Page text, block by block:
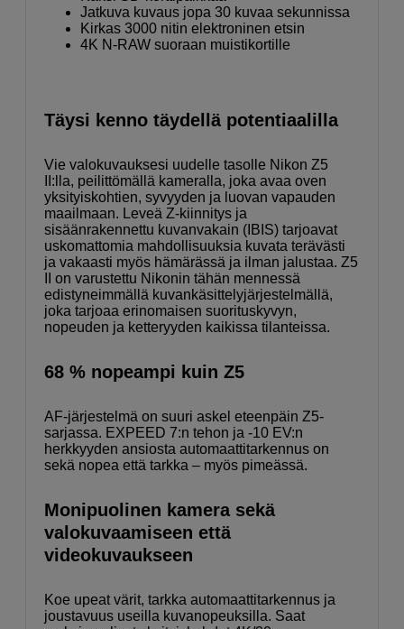
Jatkuva kuvaus jopa 30 kuvaa sekunnissa
Kirkas 3000 nitin elektroninen etsin
4K N-RAW suoraan muistikortille
Täysi kenno täydellä potentiaalilla
Vie valokuvauksesi uudelle tasolle Nikon Z5
II:lla, peilittömällä kameralla, joka avaa oven
yksityiskohtien, syvyyden ja luovan vapauden
maailmaan. Leveä Z-kiinnitys ja
sisäänrakennettu kuvanvakain (IBIS) tarjoavat
uskomattomia mahdollisuuksia kuvata terävästi
ja vakaasti myös hämärässä ja ilman jalustaa. Z5
II on varustettu Nikonin tähän mennessä
edistyneimmällä kuvankäsittelyjärjestelmällä,
joka tarjoaa erinomaisen suorituskyvyn,
nopeuden ja ketteryyden kaikissa tilanteissa.
68 % nopeampi kuin Z5
AF-järjestelmä on suuri askel eteenpäin Z5-
sarjassa. EXPEED 7:n tehon ja -10 EV:n
herkkyyden ansiosta automaattitarkennus on
sekä nopea että tarkka – myös pimeässä.
Monipuolinen kamera sekä
valokuvaamiseen että
videokuvaukseen
Koe upeat värit, tarkka automaattitarkennus ja
joustavuus useilla kuvanopeuksilla. Saat